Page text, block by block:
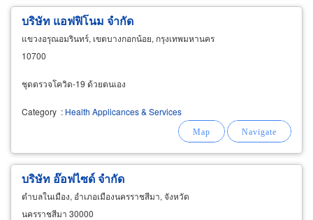
บริษัท แอฟฟิโนม จำกัด
แขวงอรุณอมรินทร์, เขตบางกอกน้อย, กรุงเทพมหานคร
10700
ชุดตรวจโควิด-19 ด้วยตนเอง
Category : Health Applicances & Services
บริษัท อ๊อฟไซด์ จำกัด
ตำบลในเมือง, อำเภอเมืองนครราชสีมา, จังหวัด
นครราชสีมา 30000